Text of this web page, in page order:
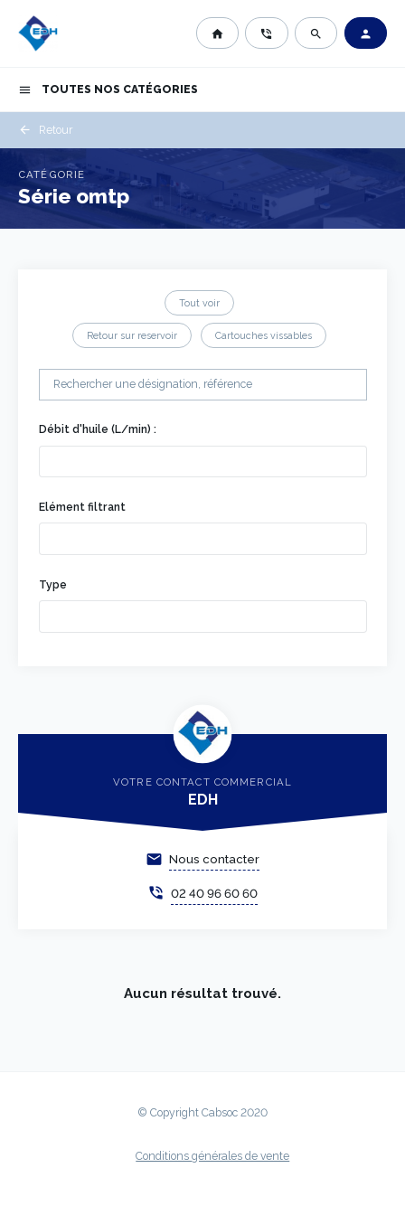
home phone_in_talk search person
menu TOUTES NOS CATÉGORIES
arrow_back Retour
CATÉGORIE
Série omtp
Tout voir
Retour sur reservoir Cartouches vissables
Débit d'huile (L/min) :
Elément filtrant
Type
VOTRE CONTACT COMMERCIAL
EDH
email Nous contacter
phone_in_talk 02 40 96 60 60
Aucun résultat trouvé.
© Copyright Cabsoc 2020
Conditions générales de vente